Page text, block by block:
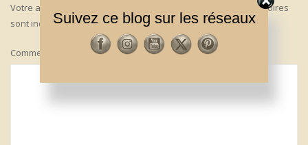
Votre adresse e-mail ne sera pas publiée.
Les champs obligatoires
sont indiqués avec*
Commentaire
Suivez ce blog sur les réseaux